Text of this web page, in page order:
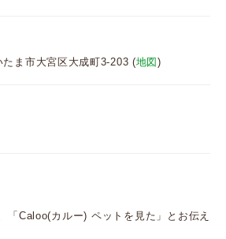
ま市大宮区大成町3-203 (地図)
「Caloo(カルー) ペットを見た」とお伝え